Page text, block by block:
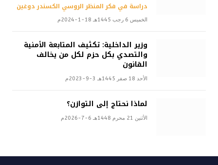
دراسة في فكر المنظر الروسي الكسندر دوغين
الخميس 6 رجب 1445هـ 18-1-2024م
وزير الداخلية: تكثيف المتابعة الأمنية
والتصدي بكل حزم لكل من يخالف
القانون
الأحد 18 صفر 1445هـ 3-9-2023م
لماذا نحتاج إلى التوازن؟
الأثنين 21 محرم 1448هـ 6-7-2026م